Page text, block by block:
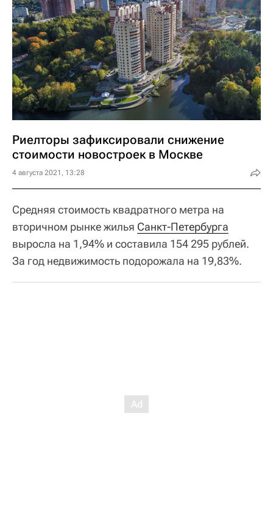
Риелторы зафиксировали снижение
стоимости новостроек в Москве
4 августа 2021, 13:28
Средняя стоимость квадратного метра на
вторичном рынке жилья Санкт-Петербурга
выросла на 1,94% и составила 154 295 рублей.
За год недвижимость подорожала на 19,83%.